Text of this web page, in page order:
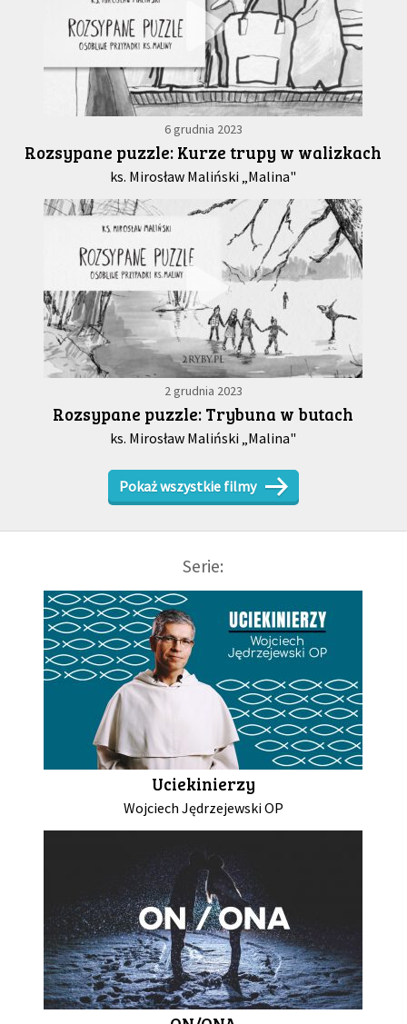
6 grudnia 2023
Rozsypane puzzle: Kurze trupy w walizkach
ks. Mirosław Maliński „Malina"
2 grudnia 2023
Rozsypane puzzle: Trybuna w butach
ks. Mirosław Maliński „Malina"
Pokaż wszystkie filmy
Serie:
Uciekinierzy
Wojciech Jędrzejewski OP